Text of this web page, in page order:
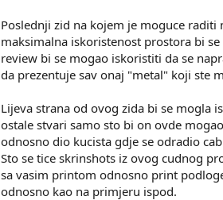
Poslednji zid na kojem je moguce
maksimalna iskoristenost prostora bi
review bi se mogao iskoristiti da se
da prezentuje sav onaj "metal" koji ste
Lijeva strana od ovog zida bi se mogla
ostale stvari samo sto bi on ovde
odnosno dio kucista gdje se odradio
Sto se tice skrinshots iz ovog cudnog
sa vasim printom odnosno print
odnosno kao na primjeru ispod.